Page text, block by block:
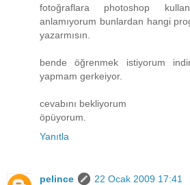
fotoğraflara photoshop
anlamıyorum bunlardan hangi
yazarmısın.
bende öğrenmek istiyorum
yapmam gerkeiyor.
cevabını bekliyorum
öpüyorum.
Yanıtla
pelince
22 Ocak 2009 17:41